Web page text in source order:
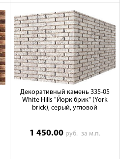
Декоративный камень 335-05
White Hills "Йорк брик" (York
brick), серый, угловой
1 450.00 руб. за м.п.